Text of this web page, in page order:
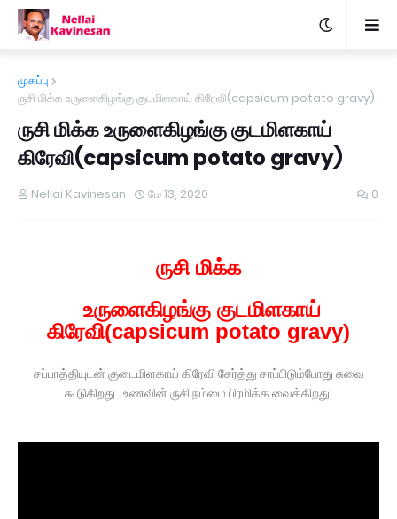
முகப்பு
ருசி மிக்க உருளைகிழங்கு குடமிளகாய் கிரேவி(capsicum potato gravy)
ருசி மிக்க உருளைகிழங்கு குடமிளகாய்
கிரேவி(capsicum potato gravy)
Nellai Kavinesan மே 13, 2020 0
ருசி மிக்க
உருளைகிழங்கு குடமிளகாய்
கிரேவி(capsicum potato gravy)
சப்பாத்தியுடன் குடைமிளகாய் கிரேவி சேர்த்து சாப்பிடும்போது சுவை
கூடுகிறது . உணவின் ருசி நம்மை பிரமிக்க வைக்கிறது.